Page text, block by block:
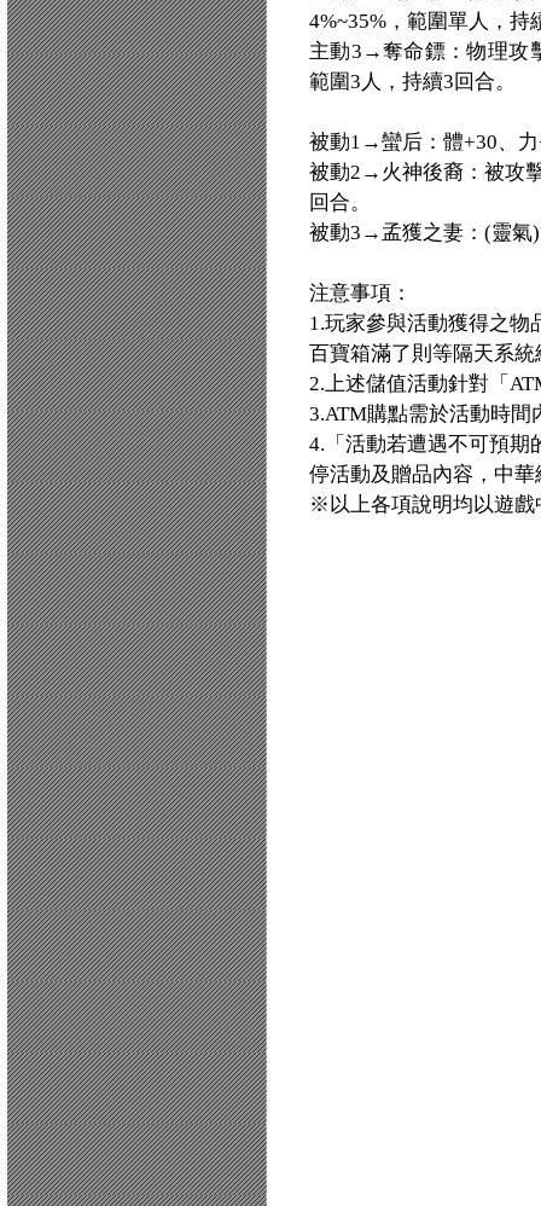
4%~35%，範圍單人，持
主動3→奪命鏢：物理攻
範圍3人，持續3回合。
被動1→蠻后：體+30、
被動2→火神後裔：被攻
回合。
被動3→孟獲之妻：(靈氣
注意事項：
1.玩家參與活動獲得之
百寶箱滿了則等隔天系
2.上述儲值活動針對「
3.ATM購點需於活動時
4.「活動若遭遇不可預期
停活動及贈品內容，中
※以上各項說明均以遊戲